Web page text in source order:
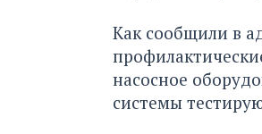
Как сообщили в
насосное
системы